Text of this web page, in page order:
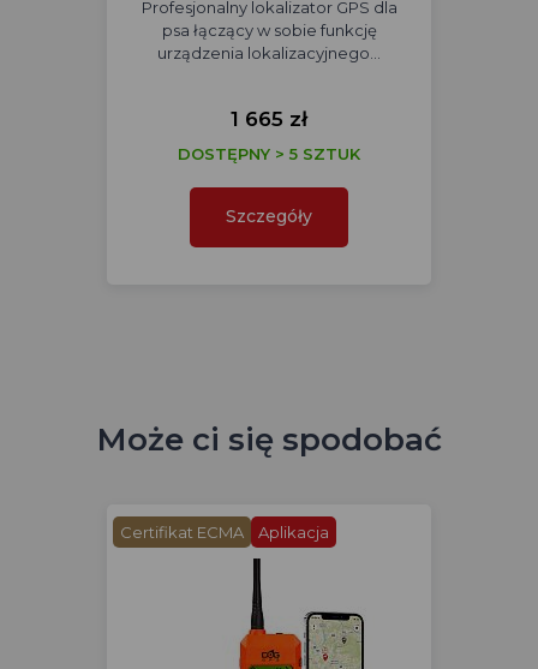
Profesjonalny lokalizator GPS dla
psa łączący w sobie funkcję
urządzenia lokalizacyjnego…
1 665 zł
DOSTĘPNY > 5 SZTUK
Szczegóły
Może ci się spodobać
Certifikat ECMA Aplikacja